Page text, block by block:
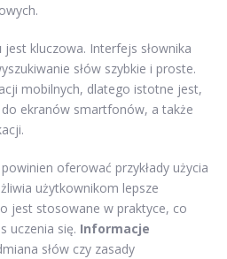
jest kluczowa. Interfejs słownika
słów szybkie i proste.
mobilnych, dlatego istotne jest,
ekranów smartfonów, a także
oferować przykłady użycia
użytkownikom lepsze
jest stosowane w praktyce, co
uczenia się. Informacje
słów czy zasady